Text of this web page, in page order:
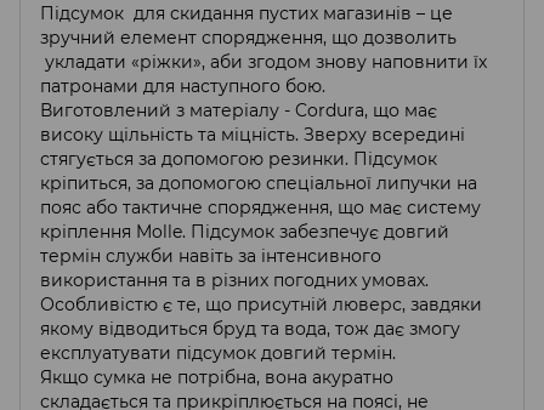
Підсумок для скидання пустих магазинів – це
зручний елемент спорядження, що дозволить
укладати «ріжки», аби згодом знову наповнити їх
патронами для наступного бою.
Виготовлений з матеріалу - Cordura, що має
високу щільність та міцність. Зверху всередині
стягується за допомогою резинки. Підсумок
кріпиться, за допомогою спеціальної липучки на
пояс або тактичне спорядження, що має систему
кріплення Molle. Підсумок забезпечує довгий
термін служби навіть за інтенсивного
використання та в різних погодних умовах.
Особливістю є те, що присутній люверс, завдяки
якому відводиться бруд та вода, тож дає змогу
експлуатувати підсумок довгий термін.
Якщо сумка не потрібна, вона акуратно
складається та прикріплюється на поясі, не